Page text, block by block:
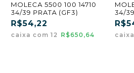
MOLECA 5500 100 14710
34/39 PRATA (GF3)
R$54,22
caixa com 12 R$650,64
34/
526/
(CX6)